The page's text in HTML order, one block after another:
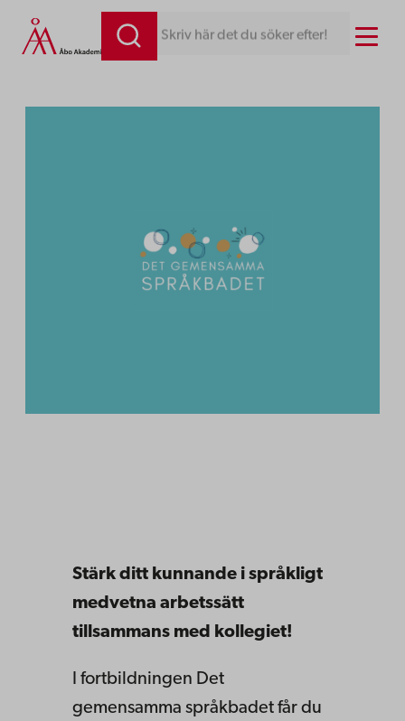
Hoppa
till
Skriv här det du söker efter! Menu
Stärk ditt kunnande i språkligt
medvetna arbetssätt
tillsammans med kollegiet!
I fortbildningen Det
gemensamma språkbadet får du